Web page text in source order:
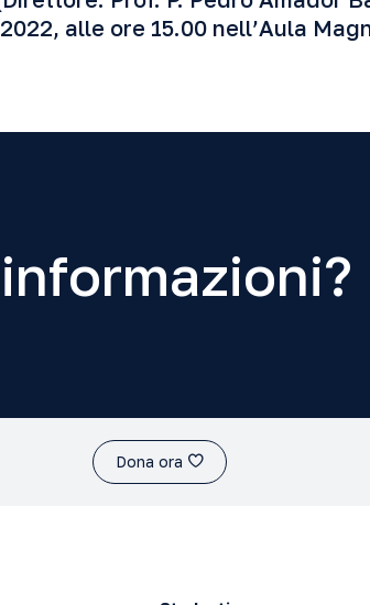
alle ore 15.00 nell’Aula
Dona ora